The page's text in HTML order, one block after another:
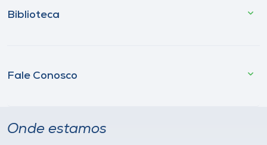
Biblioteca
Fale Conosco
Onde estamos